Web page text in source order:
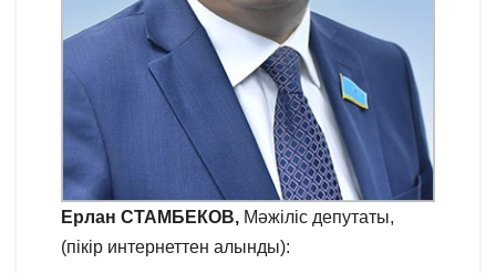
Ерлан СТАМБЕКОВ, Мәжіліс депутаты,
(пікір интернеттен алынды):